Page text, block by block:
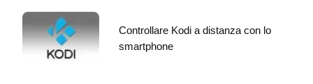
Controllare Kodi a distanza con lo
smartphone